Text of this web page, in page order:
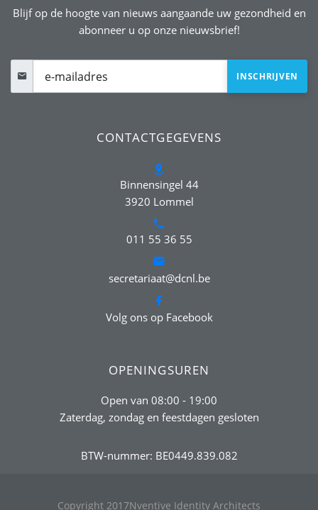
Blijf op de hoogte van nieuws aangaande uw gezondheid en
abonneer u op onze nieuwsbrief!
CONTACTGEGEVENS
Binnensingel 44
3920 Lommel
011 55 36 55
secretariaat@dcnl.be
Volg ons op Facebook
OPENINGSUREN
Open van 08:00 - 19:00
Zaterdag, zondag en feestdagen gesloten
BTW-nummer: BE0449.839.082
Copyright 2017Nventive Identity Architects